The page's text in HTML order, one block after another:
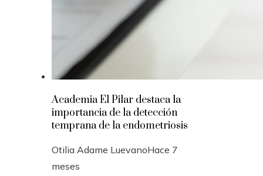
Academia El Pilar destaca la
importancia de la detección
temprana de la endometriosis
Otilia Adame LuevanoHace 7
meses